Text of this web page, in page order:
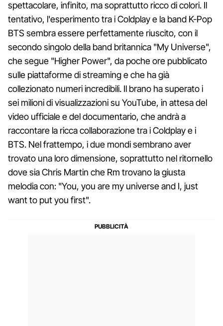
spettacolare, infinito, ma soprattutto ricco di colori. Il
tentativo, l'esperimento tra i Coldplay e la band K-Pop
BTS sembra essere perfettamente riuscito, con il
secondo singolo della band britannica "My Universe",
che segue "Higher Power", da poche ore pubblicato
sulle piattaforme di streaming e che ha già
collezionato numeri incredibili. Il brano ha superato i
sei milioni di visualizzazioni su YouTube, in attesa del
video ufficiale e del documentario, che andrà a
raccontare la ricca collaborazione tra i Coldplay e i
BTS. Nel frattempo, i due mondi sembrano aver
trovato una loro dimensione, soprattutto nel ritornello
dove sia Chris Martin che Rm trovano la giusta
melodia con: "You, you are my universe and I, just
want to put you first".